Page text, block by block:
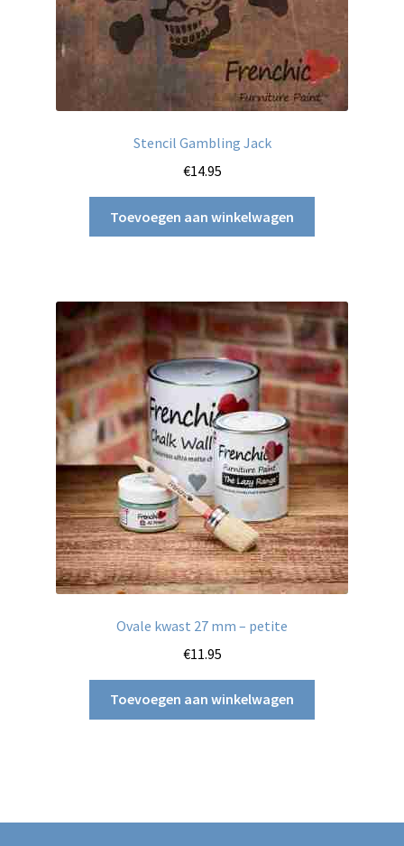
Stencil Gambling Jack
€14.95
Toevoegen aan winkelwagen
Ovale kwast 27 mm – petite
€11.95
Toevoegen aan winkelwagen